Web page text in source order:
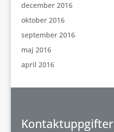
december 2016
oktober 2016
september 2016
maj 2016
april 2016
Kontaktuppgifter